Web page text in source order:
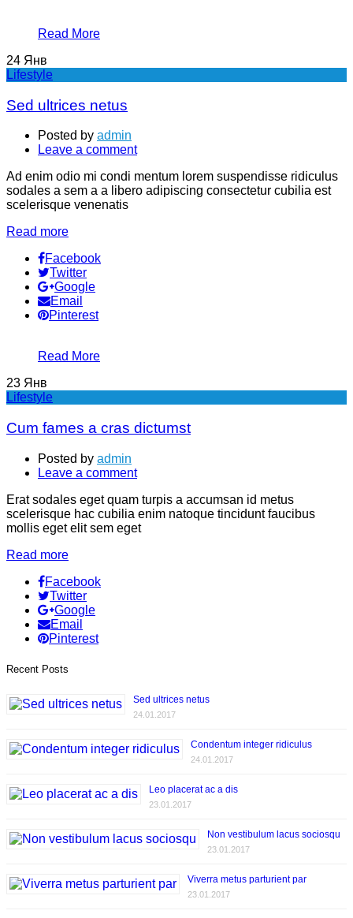
Read More
24 Янв
Lifestyle
Sed ultrices netus
Posted by admin
Leave a comment
Ad enim odio mi condi mentum lorem suspendisse ridiculus
sodales a sem a a libero adipiscing consectetur cubilia est
scelerisque venenatis
Read more
Facebook
Twitter
Google
Email
Pinterest
Read More
23 Янв
Lifestyle
Cum fames a cras dictumst
Posted by admin
Leave a comment
Erat sodales eget quam turpis a accumsan id metus
scelerisque hac cubilia enim natoque tincidunt faucibus
mollis eget elit sem eget
Read more
Facebook
Twitter
Google
Email
Pinterest
Recent Posts
Sed ultrices netus
24.01.2017
Condentum integer ridiculus
24.01.2017
Leo placerat ac a dis
23.01.2017
Non vestibulum lacus sociosqu
23.01.2017
Viverra metus parturient par
23.01.2017